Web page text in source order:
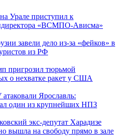
Урале приступил к
«ВСМПО-Ависма»
завели дело из-за «фейков» в
из РФ
пригрозил тюрьмой
о нехватке ракет у США
Ярославль:
один из крупнейших НПЗ
экс-депутат Харадизе
вышла на свободу прямо в зале